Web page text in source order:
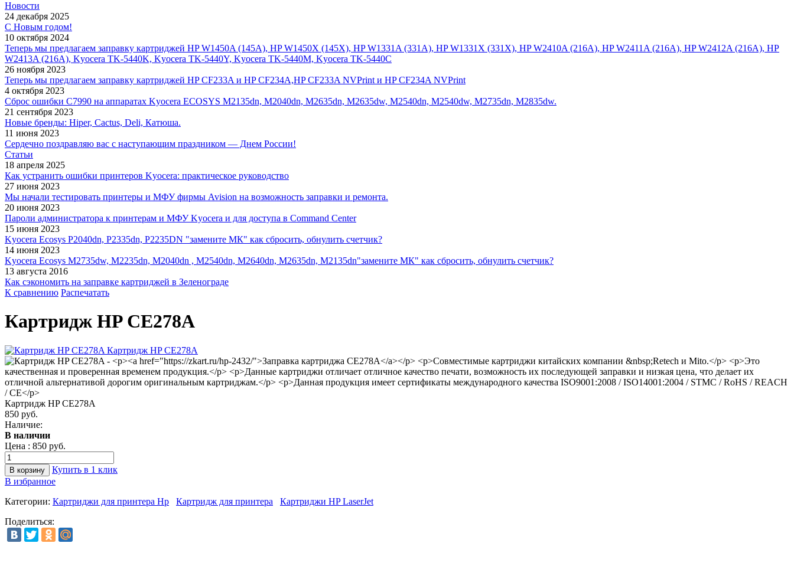
Новости
24 декабря 2025
С Новым годом!
10 октября 2024
Теперь мы предлагаем заправку картриджей HP W1450A (145A), HP W1450X (145X), HP W1331A (331A), HP W1331X (331X), HP W2410A (216A), HP W2411A (216A), HP W2412A (216A), HP
W2413A (216A), Kyocera TK-5440K, Kyocera TK-5440Y, Kyocera TK-5440M, Kyocera TK-5440C
26 ноября 2023
Теперь мы предлагаем заправку картриджей HP CF233A и HP CF234A,HP CF233A NVPrint и HP CF234A NVPrint
4 октября 2023
Сброс ошибки С7990 на аппаратах Kyocera ECOSYS M2135dn, M2040dn, M2635dn, M2635dw, M2540dn, M2540dw, M2735dn, M2835dw.
21 сентября 2023
Новые бренды: Hiper, Cactus, Deli, Катюша.
11 июня 2023
Сердечно поздравляю вас с наступающим праздником — Днем России!
Статьи
18 апреля 2025
Как устранить ошибки принтеров Kyocera: практическое руководство
27 июня 2023
Мы начали тестировать принтеры и МФУ фирмы Avision на возможность заправки и ремонта.
20 июня 2023
Пароли администратора к принтерам и МФУ Kyocera и для доступа в Command Center
15 июня 2023
Kyocera Ecosys P2040dn, P2335dn, P2235DN "замените МК" как сбросить, обнулить счетчик?
14 июня 2023
Kyocera Ecosys M2735dw, M2235dn, M2040dn , M2540dn, M2640dn, M2635dn, M2135dn"замените МК" как сбросить, обнулить счетчик?
13 августа 2016
Как сэкономить на заправке картриджей в Зеленограде
К сравнению Распечатать
Картридж HP CE278A
Картридж HP CE278A
850 руб.
Наличие:
В наличии
Цена : 850 руб.
Купить в 1 клик
В избранное
Категории: Картриджи для принтера Hp Картридж для принтера
Картриджи HP LaserJet
Поделиться: